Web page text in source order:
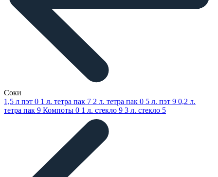
Соки
1,5 л пэт 0 1 л. тетра пак 7 2 л. тетра пак 0 5 л. пэт 9 0,2 л.
тетра пак 9 Компоты 0 1 л. стекло 9 3 л. стекло 5